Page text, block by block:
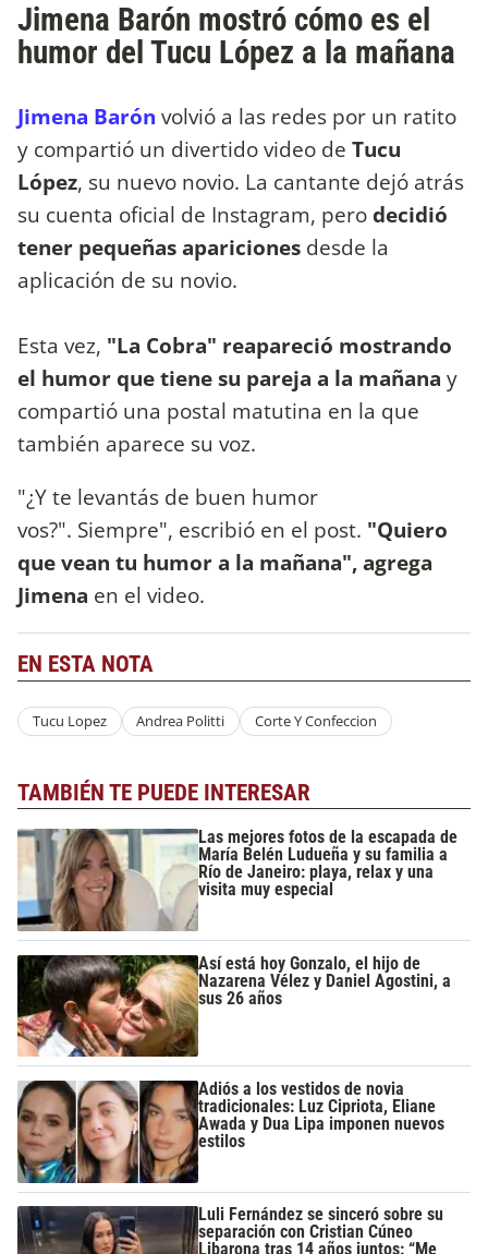
Jimena Barón mostró cómo es el
humor del Tucu López a la mañana
Jimena Barón volvió a las redes por un ratito
y compartió un divertido video de Tucu
López, su nuevo novio. La cantante dejó atrás
su cuenta oficial de Instagram, perodecidió
tener pequeñas apariciones desde la
aplicación de su novio.
Esta vez, "La Cobra" reapareció mostrando
el humor que tiene su pareja a la mañana y
compartió una postal matutina en la que
también aparece su voz.
"¿Y te levantás de buen humor
vos?". Siempre", escribió en el post. "Quiero
que vean tu humor a la mañana", agrega
Jimena en el video.
EN ESTA NOTA
Tucu Lopez Andrea Politti Corte Y Confeccion
TAMBIÉN TE PUEDE INTERESAR
Las mejores fotos de la escapada de
María Belén Ludueña y su familia a
Río de Janeiro: playa, relax y una
visita muy especial
Así está hoy Gonzalo, el hijo de
Nazarena Vélez y Daniel Agostini, a
sus 26 años
Adiós a los vestidos de novia
tradicionales: Luz Cipriota, Eliane
Awada y Dua Lipa imponen nuevos
estilos
Luli Fernández se sinceró sobre su
separación con Cristian Cúneo
Libarona tras 14 años juntos: “Me